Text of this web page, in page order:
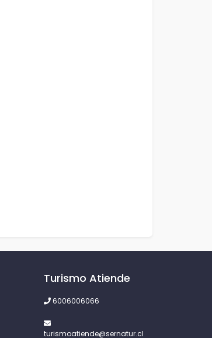
Turismo Atiende
6006006066
turismoatiende@sernatur.cl